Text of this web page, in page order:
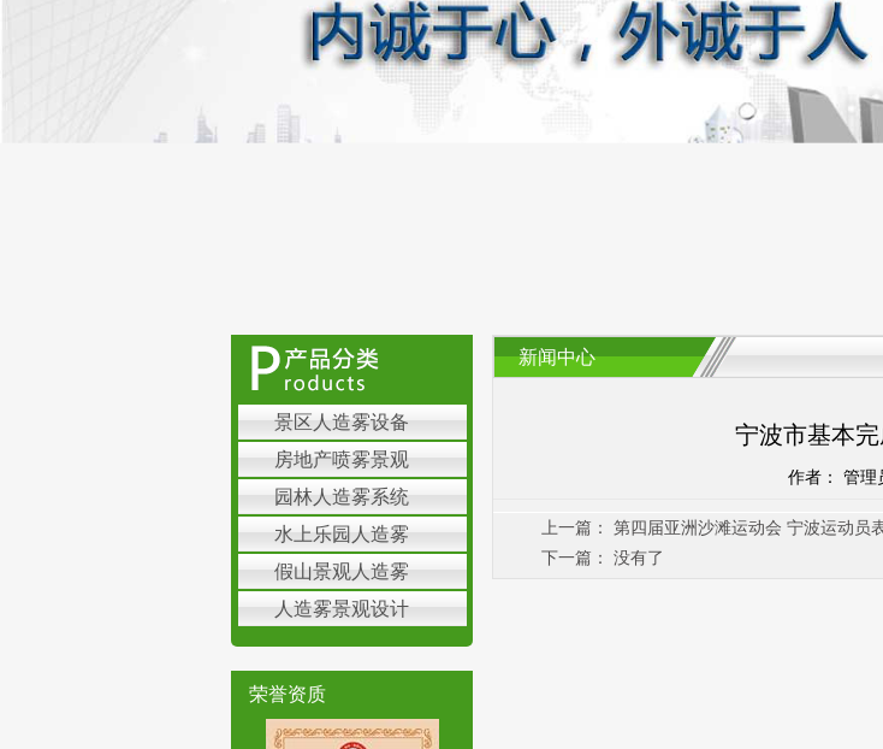
景区人造雾设备
房地产喷雾景观
园林人造雾系统
水上乐园人造雾
假山景观人造雾
人造雾景观设计
荣誉资质
新闻中心
宁波市基本
作者： 管
上一篇： 第四届亚洲沙滩运动会 宁波运动员
下一篇： 没有了